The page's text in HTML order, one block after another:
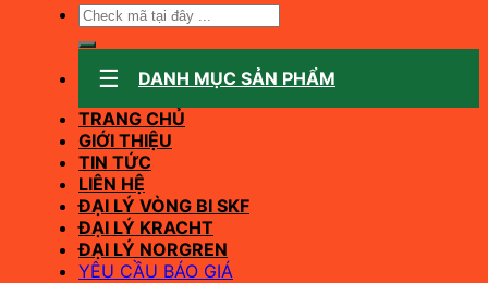
Tìm
kiếm:
DANH MỤC SẢN PHẨM
TRANG CHỦ
GIỚI THIỆU
TIN TỨC
LIÊN HỆ
ĐẠI LÝ VÒNG BI SKF
ĐẠI LÝ KRACHT
ĐẠI LÝ NORGREN
YÊU CẦU BÁO GIÁ